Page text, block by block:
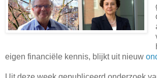
eigen financiële kennis, blijkt uit nieuw